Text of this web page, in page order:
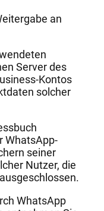
an
Server des
Kontos
solcher
WhatsApp-
seiner
Nutzer, die
WhatsApp